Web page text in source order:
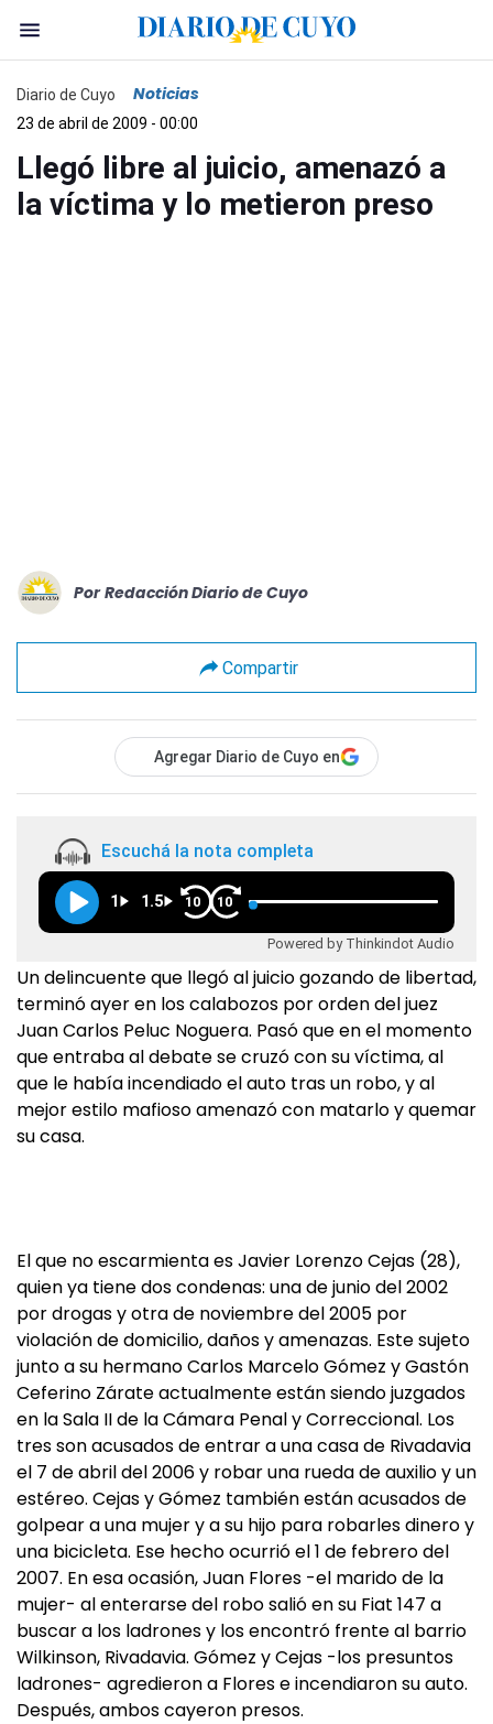
Diario de Cuyo Noticias
23 de abril de 2009 - 00:00
Llegó libre al juicio, amenazó a
la víctima y lo metieron preso
Por Redacción Diario de Cuyo
Compartir
Agregar Diario de Cuyo en
Escuchá la nota completa
1 1.5 10 10
Powered by Thinkindot Audio
Un delincuente que llegó al juicio gozando de libertad,
terminó ayer en los calabozos por orden del juez
Juan Carlos Peluc Noguera. Pasó que en el momento
que entraba al debate se cruzó con su víctima, al
que le había incendiado el auto tras un robo, y al
mejor estilo mafioso amenazó con matarlo y quemar
su casa.
El que no escarmienta es Javier Lorenzo Cejas (28),
quien ya tiene dos condenas: una de junio del 2002
por drogas y otra de noviembre del 2005 por
violación de domicilio, daños y amenazas. Este sujeto
junto a su hermano Carlos Marcelo Gómez y Gastón
Ceferino Zárate actualmente están siendo juzgados
en la Sala II de la Cámara Penal y Correccional. Los
tres son acusados de entrar a una casa de Rivadavia
el 7 de abril del 2006 y robar una rueda de auxilio y un
estéreo. Cejas y Gómez también están acusados de
golpear a una mujer y a su hijo para robarles dinero y
una bicicleta. Ese hecho ocurrió el 1 de febrero del
2007. En esa ocasión, Juan Flores -el marido de la
mujer- al enterarse del robo salió en su Fiat 147 a
buscar a los ladrones y los encontró frente al barrio
Wilkinson, Rivadavia. Gómez y Cejas -los presuntos
ladrones- agredieron a Flores e incendiaron su auto.
Después, ambos cayeron presos.